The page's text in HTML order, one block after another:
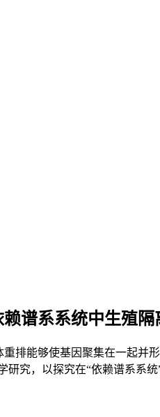
谱系系统中生殖
排能够使基因聚集在一起
研究，以探究在“依赖谱系